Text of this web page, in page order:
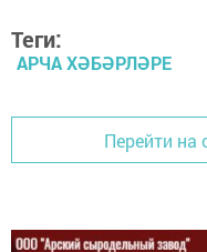
АРЧА ХӘБӘРЛӘРЕ